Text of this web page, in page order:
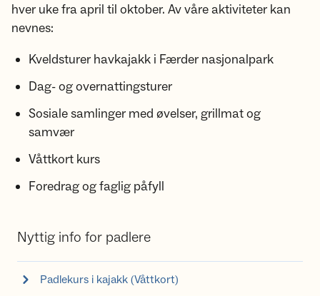
hver uke fra april til oktober. Av våre aktiviteter kan
nevnes:
Kveldsturer havkajakk i Færder nasjonalpark
Dag- og overnattingsturer
Sosiale samlinger med øvelser, grillmat og
samvær
Våttkort kurs
Foredrag og faglig påfyll
Nyttig info for padlere
Padlekurs i kajakk (Våttkort)